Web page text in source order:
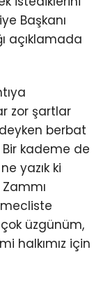
Başkanı
açıklamada
zor şartlar
berbat
kademe de
yazık ki
üzgünüm,
halkımız için